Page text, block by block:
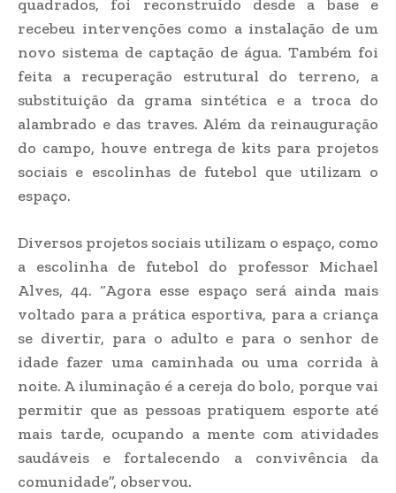
quadrados, foi reconstruído desde a base e
recebeu intervenções como a instalação de um
novo sistema de captação de água. Também foi
feita a recuperação estrutural do terreno, a
substituição da grama sintética e a troca do
alambrado e das traves. Além da reinauguração
do campo, houve entrega de kits para projetos
sociais e escolinhas de futebol que utilizam o
espaço.
Diversos projetos sociais utilizam o espaço, como
a escolinha de futebol do professor Michael
Alves, 44. “Agora esse espaço será ainda mais
voltado para a prática esportiva, para a criança
se divertir, para o adulto e para o senhor de
idade fazer uma caminhada ou uma corrida à
noite. A iluminação é a cereja do bolo, porque vai
permitir que as pessoas pratiquem esporte até
mais tarde, ocupando a mente com atividades
saudáveis e fortalecendo a convivência da
comunidade”, observou.